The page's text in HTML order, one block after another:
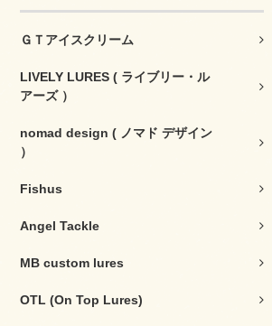
ＧＴアイスクリーム
LIVELY LURES ( ライブリー・ル
アーズ ）
nomad design ( ノマド デザイン
）
Fishus
Angel Tackle
MB custom lures
OTL (On Top Lures)